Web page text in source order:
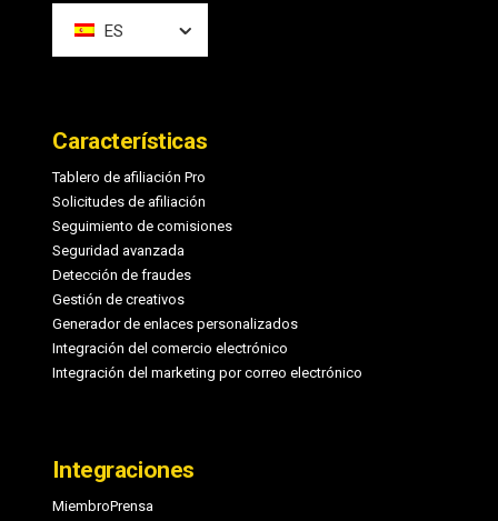
ES
Características
Tablero de afiliación Pro
Solicitudes de afiliación
Seguimiento de comisiones
Seguridad avanzada
Detección de fraudes
Gestión de creativos
Generador de enlaces personalizados
Integración del comercio electrónico
Integración del marketing por correo electrónico
Integraciones
MiembroPrensa